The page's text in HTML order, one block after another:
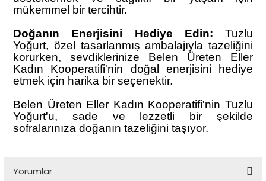
mükemmel bir tercihtir.
Doğanın Enerjisini Hediye Edin: Tuzlu
Yoğurt, özel tasarlanmış ambalajıyla tazeliğini
korurken, sevdiklerinize Belen Üreten Eller
Kadın Kooperatifi'nin doğal enerjisini hediye
etmek için harika bir seçenektir.
Belen Üreten Eller Kadın Kooperatifi'nin Tuzlu
Yoğurt'u, sade ve lezzetli bir şekilde
sofralarınıza doğanın tazeliğini taşıyor.
Yorumlar